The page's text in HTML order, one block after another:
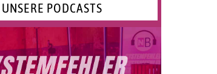
UNSERE PODCASTS